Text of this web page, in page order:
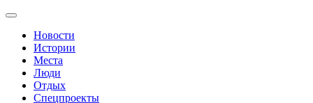
Новости
Истории
Места
Люди
Отдых
Спецпроекты